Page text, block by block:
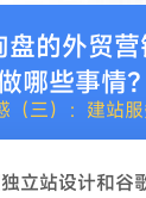
盘的外贸
哪些事情？
（三）：建站
立站设计和谷